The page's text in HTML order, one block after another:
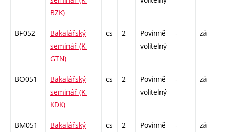
BZK)
BF052
Bakalářský
seminář (K-
GTN)
cs 2
Povinně
volitelný
- zá
BO051
Bakalářský
seminář (K-
KDK)
cs 2
Povinně
volitelný
- zá
BM051
Bakalářský
cs 2
Povinně
- zá